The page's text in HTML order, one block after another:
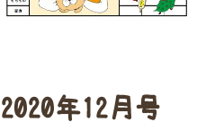
2020年12月号